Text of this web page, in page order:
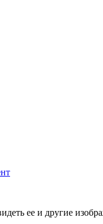
ее и другие